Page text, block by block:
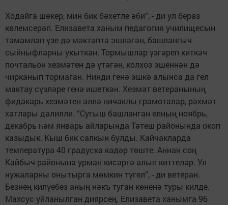
Ходайга шөкер, мин бик бәхетле әби”, - ди ул бераз
көлемсерәп. Елизавета ханым педагогия училищесын
тәмамлап үзе дә мәктәптә эшләгән, башлангыч
сыйныфларны укыткан. Тормышлар үзгәреп киткәч
почтальон хезмәтен дә үтәгән, колхоз эшеннән дә
чирканып тормаган. Нинди генә эшкә алынса да гел
мактау сүзләре генә ишеткән. Хезмәт ветеранының
фидакарь хезмәтен әллә ничаклы грамоталар, рәхмәт
хатлары дәлилли. “Сугыш башланган елның ноябрь,
декабрь һәм январь айларында Тәтеш районында окоп
казыдык. Кыш бик салкын булды. Кайчакларда
температура 40 градуска кадәр төште. Аннан соң
Кайбыч районына урман кисәргә алып киттеләр. Ул
нужаларны онытырга мөмкин түгел”, - ди ветеран.
Безнең килүебез аның нәкъ туган көненә туры килде.
Махсус уйланылган диярсең. Елизавета ханымга 96